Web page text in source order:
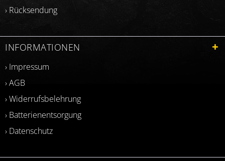
› Rücksendung
INFORMATIONEN
› Impressum
› AGB
› Widerrufsbelehrung
› Batterienentsorgung
› Datenschutz